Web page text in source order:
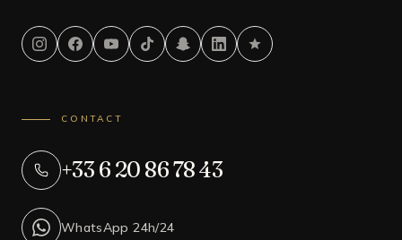
CONTACT
+33 6 20 86 78 43
WhatsApp 24h/24